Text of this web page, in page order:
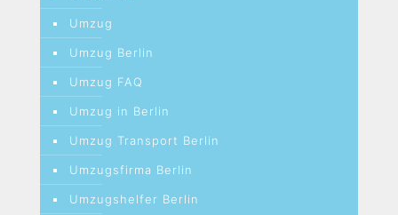
Umzug
Umzug Berlin
Umzug FAQ
Umzug in Berlin
Umzug Transport Berlin
Umzugsfirma Berlin
Umzugshelfer Berlin